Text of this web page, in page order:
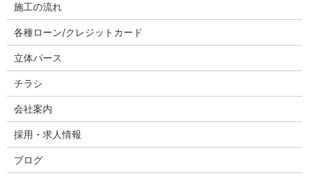
施工の流れ
各種ローン/クレジットカード
立体パース
チラシ
会社案内
採用・求人情報
ブログ